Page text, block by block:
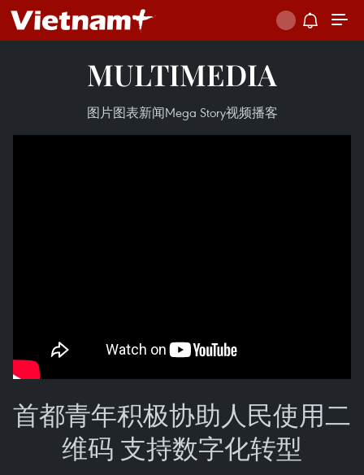
MULTIMEDIA
图片图表新闻Mega Story视频播客
首都青年积极协助人民使用二
维码 支持数字化转型